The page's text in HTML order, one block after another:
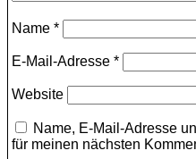
Name *
E-Mail-Adresse *
Website
Name, E-Mail-Adresse
für meinen nächsten